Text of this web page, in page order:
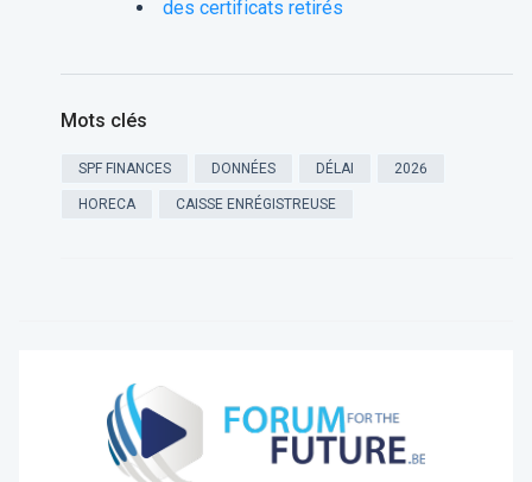
des certificats retirés
Mots clés
SPF FINANCES DONNÉES DÉLAI 2026
HORECA CAISSE ENRÉGISTREUSE